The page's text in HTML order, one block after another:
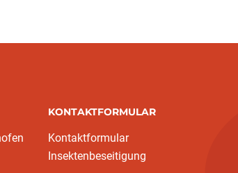
KONTAKTFORMULAR
Kontaktformular
Insektenbeseitigung